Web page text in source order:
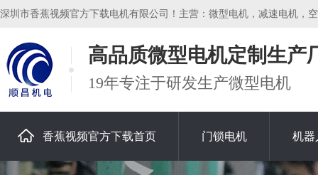
深圳市香蕉视频官方下载电机有限公司！主营：微型电机，减速电机，
高品质微型电机定制生产
19年专注于研发生产微型电机
香蕉视频官方下载首页 门锁电机 机器